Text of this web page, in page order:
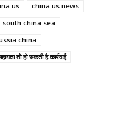
us
china us news
south china sea
china
तो हो सकती है कार्रवाई